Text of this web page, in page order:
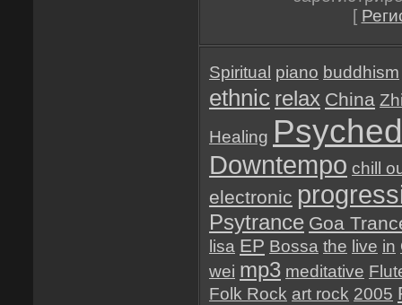
[
Spiritual piano buddhism
ethnic relax China
Healing
Downtempo chill
electronic
Psytrance Goa
lisa EP Bossa the live in
wei mp3 meditative
Folk Rock art rock 2005